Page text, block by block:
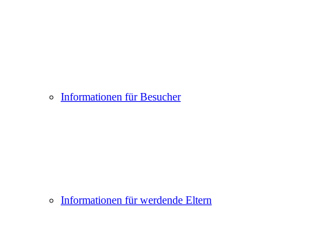
Informationen für Besucher
Informationen für werdende Eltern